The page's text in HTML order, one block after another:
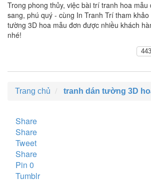
Trong phong thủy, việc bài trí tranh hoa mẫu
sang, phú quý - cùng In Tranh Trí tham
tường 3D hoa mẫu đơn được nhiều khách
nhé!
Trang chủ tranh dán tường 3D
Share
Share
Tweet
Share
Pin 0
Tumblr